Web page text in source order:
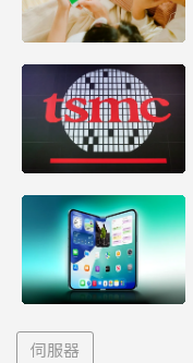
伺服器